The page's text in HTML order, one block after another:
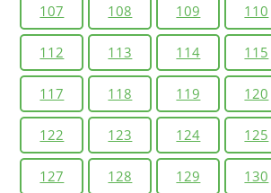
107 108 109 110
112 113 114 115
117 118 119 120
122 123 124 125
127 128 129 130